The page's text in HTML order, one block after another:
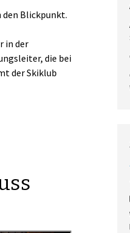
den Blickpunkt.
in der
die bei
der Skiklub